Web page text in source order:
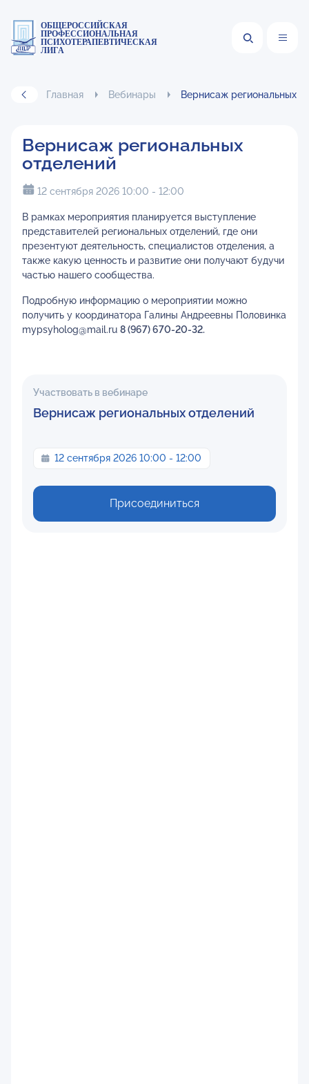
ОБЩЕРОССИЙСКАЯ
ПРОФЕССИОНАЛЬНАЯ
ПСИХОТЕРАПЕВТИЧЕСКАЯ
ЛИГА
Главная Вебинары Вернисаж региональных
Вернисаж региональных
отделений
12 сентября 2026 10:00 - 12:00
В рамках мероприятия планируется выступление
представителей региональных отделений, где они
презентуют деятельность, специалистов отделения, а
также какую ценность и развитие они получают будучи
частью нашего сообщества.
Подробную информацию о мероприятии можно
получить у координатора Галины Андреевны Половинка
mypsyholog@mail.ru 8 (967) 670-20-32.
Участвовать в вебинаре
Вернисаж региональных отделений
12 сентября 2026 10:00 - 12:00
Присоединиться